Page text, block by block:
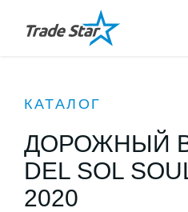
КАТАЛОГ
ДОРОЖНЫЙ
DEL SOL
2020